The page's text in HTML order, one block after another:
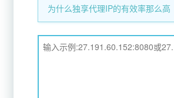
为什么独享代理IP的有效率那么高